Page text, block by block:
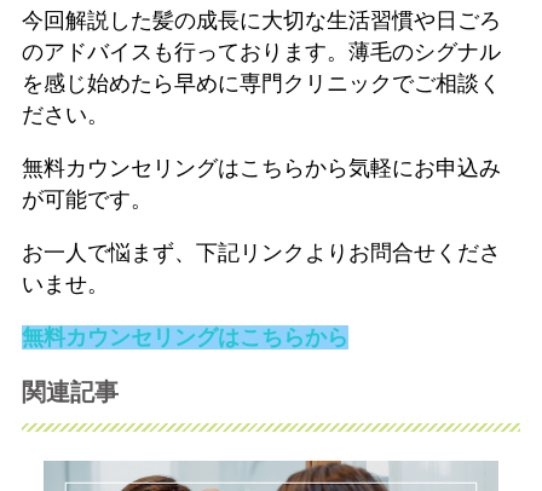
今回解説した髪の成長に大切な生活習慣や日ごろ
のアドバイスも行っております。薄毛のシグナル
を感じ始めたら早めに専門クリニックでご相談く
ださい。
無料カウンセリングはこちらから気軽にお申込み
が可能です。
お一人で悩まず、下記リンクよりお問合せくださ
いませ。
無料カウンセリングはこちらから
関連記事